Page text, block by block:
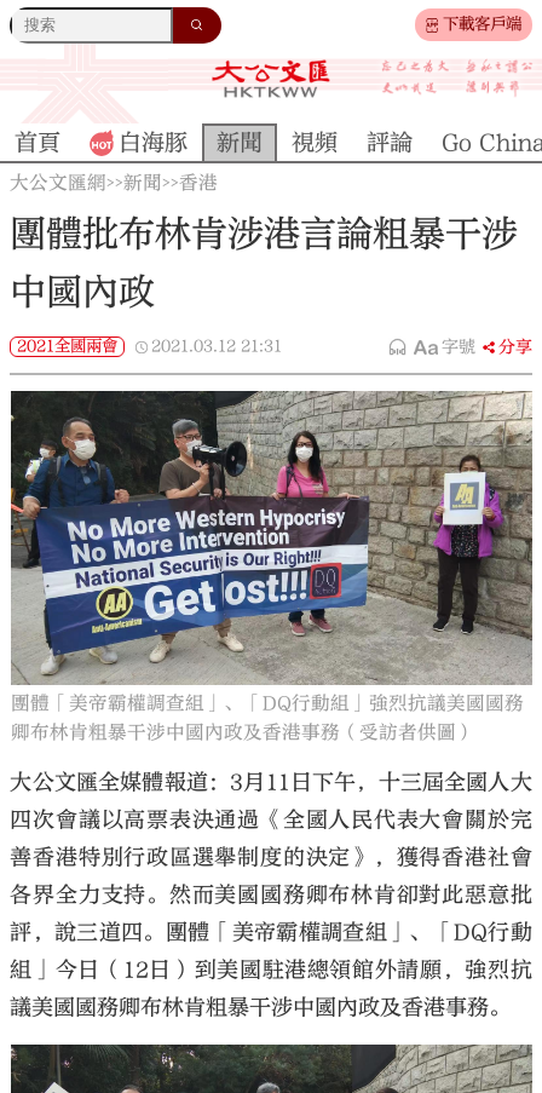
下載客戶端
大公文匯
首頁 白海豚 新聞 視頻 評論 Go
大公文匯網>>新聞>>香港
團體批布林肯涉港言論粗暴干涉
中國內政
2021全國兩會 2021.03.12 21:31 字號 分享
團體「美帝霸權調查組」、「DQ行動組」強烈抗議美國國務
卿布林肯粗暴干涉中國內政及香港事務（受訪者供圖）
大公文匯全媒體報道：3月11日下午，十三屆全國人大
四次會議以高票表決通過《全國人民代表大會關於完
善香港特別行政區選舉制度的決定》，獲得香港社會
各界全力支持。然而美國國務卿布林肯卻對此惡意批
評，說三道四。團體「美帝霸權調查組」、「DQ行動
組」今日（12日）到美國駐港總領館外請願，強烈抗
議美國國務卿布林肯粗暴干涉中國內政及香港事務。